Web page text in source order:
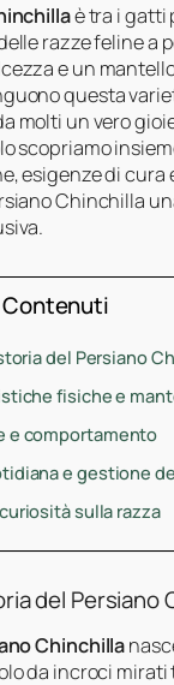
è tra i gatti
razze feline a
e un
questa
molti un vero
scopriamo
esigenze di cura
Chinchilla
del Persiano
fisiche e
e comportamento
e gestione
sulla razza
del Persiano
Chinchilla
da incroci mirati